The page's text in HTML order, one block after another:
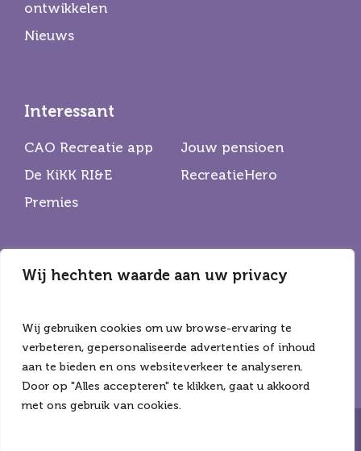
Wij hechten waarde aan uw privacy
Wij gebruiken cookies om uw browse-ervaring te
verbeteren, gepersonaliseerde advertenties of inhoud
aan te bieden en ons websiteverkeer te analyseren.
Door op "Alles accepteren" te klikken, gaat u akkoord
met ons gebruik van cookies.
ontwikkelen
Nieuws
Interessant
CAO Recreatie app
Jouw pensioen
De KiKK RI&E
RecreatieHero
Premies
Partners
CNV